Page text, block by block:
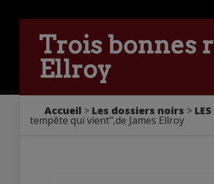
Trois bonnes
Ellroy
Accueil > Les dossiers noirs >
tempête qui vient",de James Ellroy